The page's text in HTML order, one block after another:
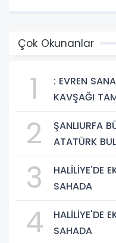
Çok Okunanlar
1
: EVREN
KAVŞAĞI
2
ŞANLIURFA
ATATÜRK
3
HALİLİYE'DE
SAHADA
4
HALİLİYE'DE
SAHADA